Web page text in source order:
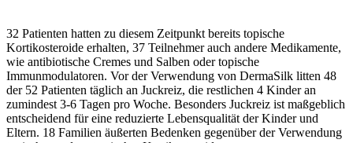
32 Patienten hatten zu diesem Zeitpunkt bereits topische
Kortikosteroide erhalten, 37 Teilnehmer auch andere Medikamente,
wie antibiotische Cremes und Salben oder topische
Immunmodulatoren. Vor der Verwendung von DermaSilk litten 48
der 52 Patienten täglich an Juckreiz, die restlichen 4 Kinder an
zumindest 3-6 Tagen pro Woche. Besonders Juckreiz ist maßgeblich
entscheidend für eine reduzierte Lebensqualität der Kinder und
Eltern. 18 Familien äußerten Bedenken gegenüber der Verwendung